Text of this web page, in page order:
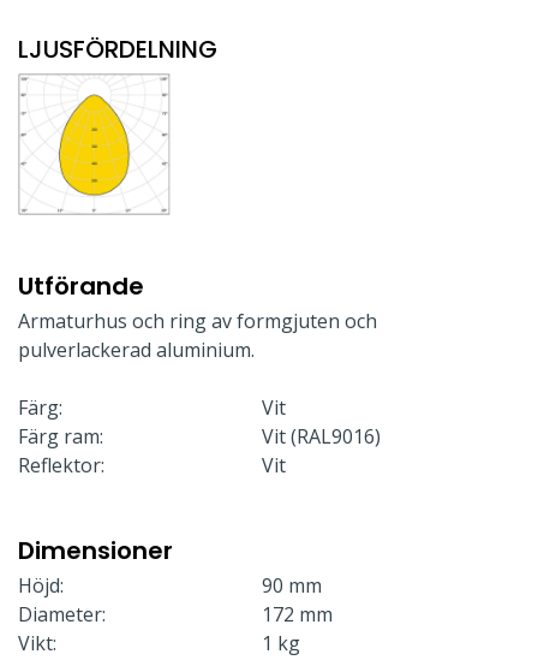
LJUSFÖRDELNING
Utförande
Armaturhus och ring av formgjuten och
pulverlackerad aluminium.
Färg:
Vit
Färg ram:
Vit (RAL9016)
Reflektor:
Vit
Dimensioner
Höjd:
90 mm
Diameter:
172 mm
Vikt:
1 kg